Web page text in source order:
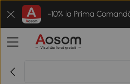
-10% la Prima